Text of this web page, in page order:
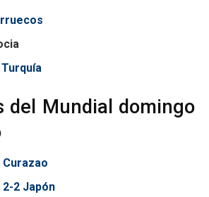
del Mundial domingo
Curazao
2-2 Japón